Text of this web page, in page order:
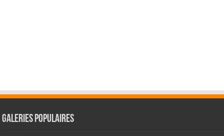
Galeries Populaires